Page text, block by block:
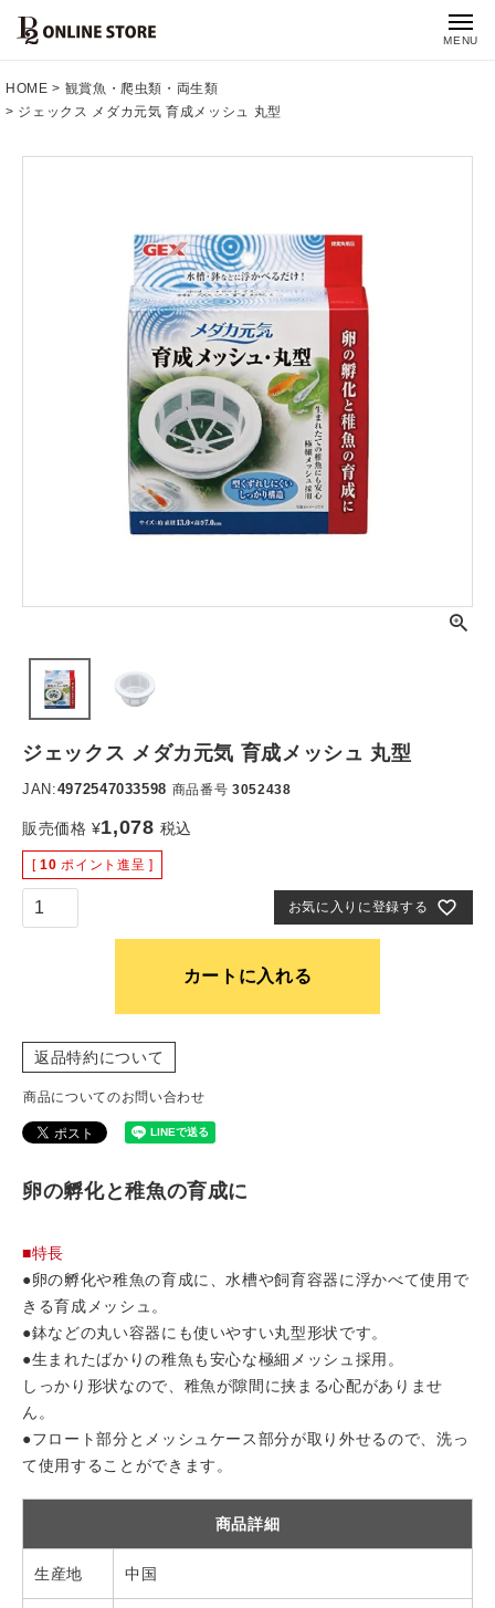
MENU
HOME
観賞魚・爬虫類・両生類
ジェックス メダカ元気 育成メッシュ 丸型
ジェックス メダカ元気 育成メッシュ 丸型
JAN:4972547033598 商品番号 3052438
販売価格 ¥1,078 税込
[ 10 ポイント進呈 ]
お気に入りに登録する
カートに入れる
返品特約について
商品についてのお問い合わせ
卵の孵化と稚魚の育成に
■特長
●卵の孵化や稚魚の育成に、水槽や飼育容器に浮かべて使用で
きる育成メッシュ。
●鉢などの丸い容器にも使いやすい丸型形状です。
●生まれたばかりの稚魚も安心な極細メッシュ採用。
しっかり形状なので、稚魚が隙間に挟まる心配がありませ
ん。
●フロート部分とメッシュケース部分が取り外せるので、洗っ
て使用することができます。
商品詳細
生産地 中国